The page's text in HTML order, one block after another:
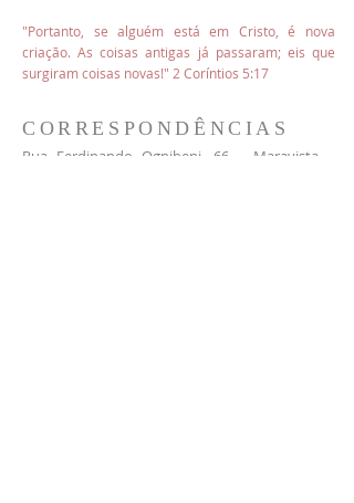
"Portanto, se alguém está em Cristo, é nova
criação. As coisas antigas já passaram; eis que
surgiram coisas novas!" 2 Coríntios 5:17
CORRESPONDÊNCIAS
​Rua Ferdinando Ognibeni, 66 – Maravista –